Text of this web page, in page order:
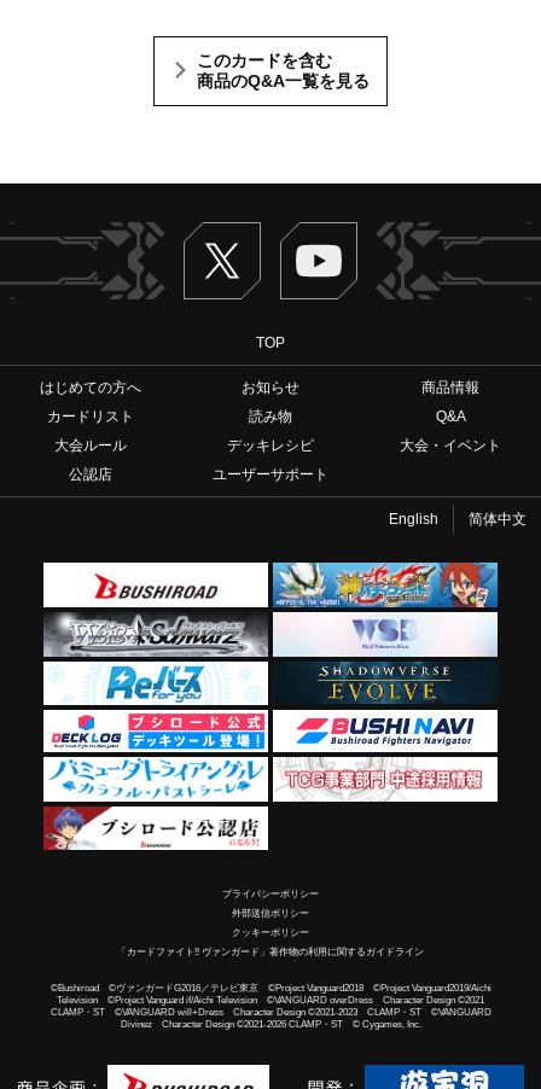
このカードを含む
商品のQ&A一覧を見る
Twitter ヴァンガードch
TOP
はじめての方へ お知らせ
商品情報
カードリスト
読み物
Q&A
大会ルール
デッキレシピ
大会・イベント
公認店
ユーザーサポート
English 简体中文
プライバシーポリシー
外部送信ポリシー
クッキーポリシー
「カードファイト!! ヴァンガード」著作物の利用に関するガイドライン
©Bushiroad ©ヴァンガードG2016／テレビ東京 ©Project Vanguard2018 ©Project Vanguard2019/Aichi
Television ©Project Vanguard if/Aichi Television ©VANGUARD overDress Character Design ©2021
CLAMP・ST ©VANGUARD will+Dress Character Design ©2021-2023 CLAMP・ST ©VANGUARD
Divinez Character Design ©2021-2026 CLAMP・ST © Cygames, Inc.